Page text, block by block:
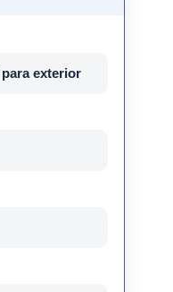
exterior